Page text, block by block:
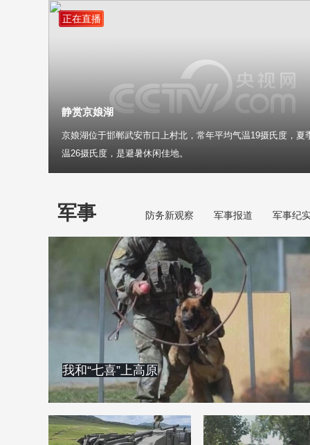
正在直播
静赏京娘湖
京娘湖位于邯郸武安市口上村北，常年平均气温19摄氏度，夏
温26摄氏度，是避暑休闲佳地。
军事 防务新观察 军事报道 军事纪
我和“七喜”上高原